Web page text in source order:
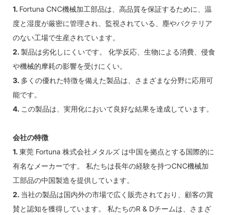
1. Fortuna CNC機械加工部品は、高品質を保証するために、温
度と湿度が厳密に管理され、監視されている、塵やバクテリア
のない工場で生産されています。
2. 製品は劣化しにくいです。 化学反応、生物による消費、侵食
や機械的摩耗の影響を受けにくい。
3. 多くの優れた特徴を備えた製品は、さまざまな分野に応用可
能です。
4. この製品は、実用化において良好な結果を達成しています。
会社の特徴
1. 東莞 Fortuna 株式会社メタルズ は中国を拠点とする国際的に
有名なメーカーです。 私たちは長年の経験を持つCNC機械加
工部品の中国製造を提供しています。
2. 当社の製品は国内外の市場で広く販売されており、顧客の賞
賛と認知を獲得しています。 私たちのR & Dチームは、さまざ